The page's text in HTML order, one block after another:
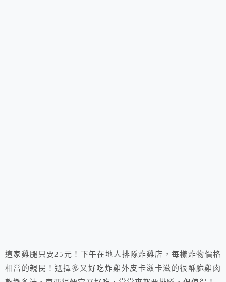
這家雞腿只要25元！下午在地人排隊炸雞店，每樣炸物價格
相當的親民！選擇多又好吃炸雞外皮卡滋卡滋的很酥脆雞肉